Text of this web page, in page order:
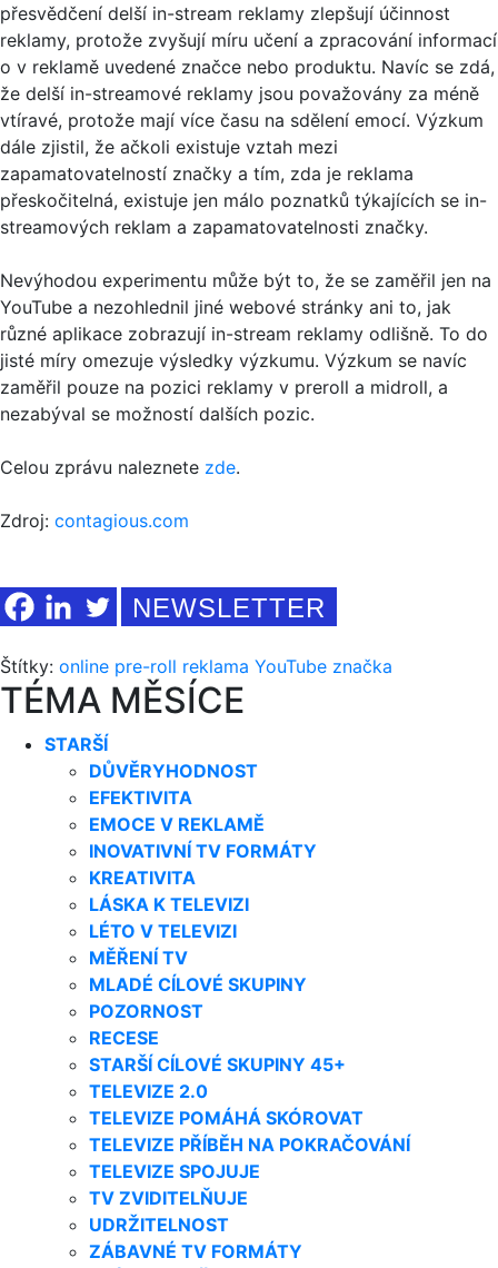
přesvědčení delší in-stream reklamy zlepšují účinnost
reklamy, protože zvyšují míru učení a zpracování informací
o v reklamě uvedené značce nebo produktu. Navíc se zdá,
že delší in-streamové reklamy jsou považovány za méně
vtíravé, protože mají více času na sdělení emocí. Výzkum
dále zjistil, že ačkoli existuje vztah mezi
zapamatovatelností značky a tím, zda je reklama
přeskočitelná, existuje jen málo poznatků týkajících se in-
streamových reklam a zapamatovatelnosti značky.
Nevýhodou experimentu může být to, že se zaměřil jen na
YouTube a nezohlednil jiné webové stránky ani to, jak
různé aplikace zobrazují in-stream reklamy odlišně. To do
jisté míry omezuje výsledky výzkumu. Výzkum se navíc
zaměřil pouze na pozici reklamy v preroll a midroll, a
nezabýval se možností dalších pozic.
Celou zprávu naleznete zde.
Zdroj: contagious.com
NEWSLETTER
Štítky: online pre-roll reklama YouTube značka
TÉMA MĚSÍCE
STARŠÍ
DŮVĚRYHODNOST
EFEKTIVITA
EMOCE V REKLAMĚ
INOVATIVNÍ TV FORMÁTY
KREATIVITA
LÁSKA K TELEVIZI
LÉTO V TELEVIZI
MĚŘENÍ TV
MLADÉ CÍLOVÉ SKUPINY
POZORNOST
RECESE
STARŠÍ CÍLOVÉ SKUPINY 45+
TELEVIZE 2.0
TELEVIZE POMÁHÁ SKÓROVAT
TELEVIZE PŘÍBĚH NA POKRAČOVÁNÍ
TELEVIZE SPOJUJE
TV ZVIDITELŇUJE
UDRŽITELNOST
ZÁBAVNÉ TV FORMÁTY